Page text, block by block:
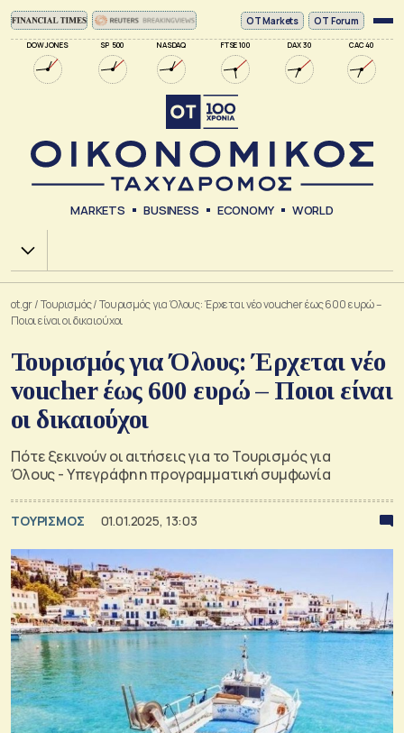
DOW JONES SP 500 NASDAQ FTSE 100 DAX 30 CAC 40
ΟΤ Markets OT Forum
MARKETS BUSINESS ECONOMY WORLD
Χ.Α.
ot.gr/Τουρισμός/Τουρισμός για Όλους: Έρχεται νέο voucher έως 600 ευρώ –
Ποιοι είναι οι δικαιούχοι
Τουρισμός για Όλους: Έρχεται νέο
voucher έως 600 ευρώ – Ποιοι είναι
οι δικαιούχοι
Πότε ξεκινούν οι αιτήσεις για το Τουρισμός για
Όλους - Υπεγράφη η προγραμματική συμφωνία
ΤΟΥΡΙΣΜΟΣ 01.01.2025, 13:03